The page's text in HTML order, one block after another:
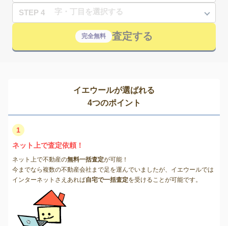
STEP 4
完全無料 査定する
イエウールが選ばれる
4つのポイント
1
ネット上で査定依頼！
ネット上で不動産の無料一括査定が可能！
今までなら複数の不動産会社まで足を運んでいましたが、イエウールでは
インターネットさえあれば自宅で一括査定を受けることが可能です。